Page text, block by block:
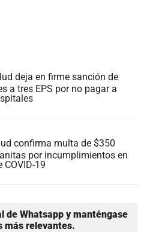
deja en firme sanción de
a tres EPS por no pagar a
confirma multa de $350
por incumplimientos en
COVID-19
de Whatsapp y manténgase
más relevantes.